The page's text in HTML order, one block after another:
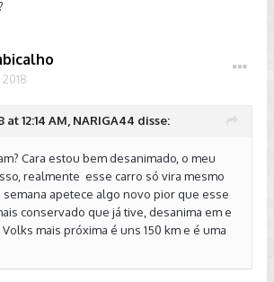
at 12:14 AM, NARIGA44 disse:
Cara estou bem desanimado, o meu
realmente esse carro só vira mesmo
semana apetece algo novo pior que esse
conservado que já tive, desanima em e
mais próxima é uns 150 km e é uma